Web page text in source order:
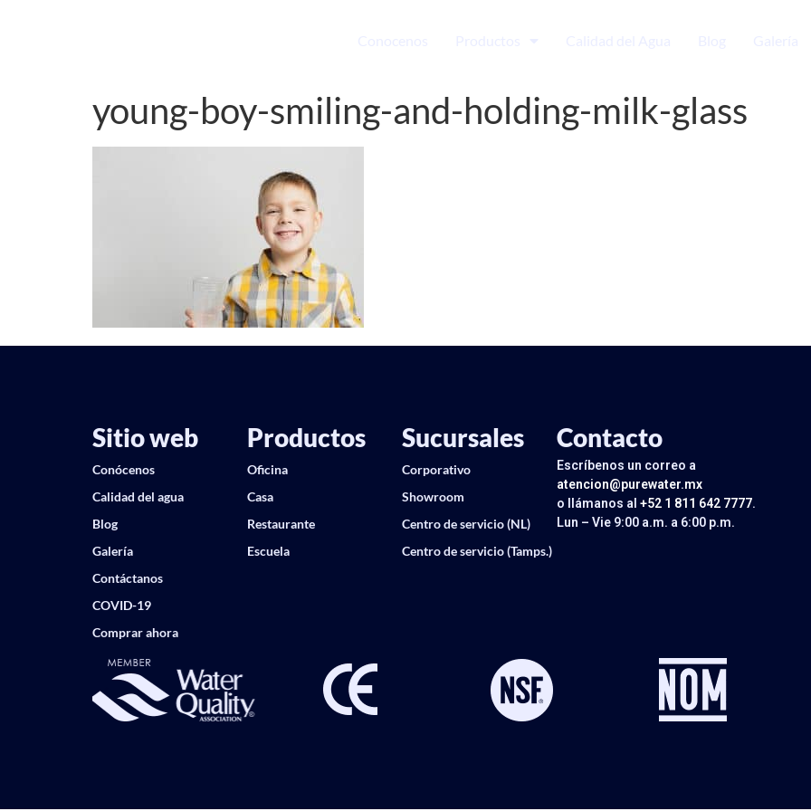
young-boy-smiling-and-holding-milk-glass
Sitio web
Conócenos
Calidad del agua
Blog
Galería
Contáctanos
COVID-19
Comprar ahora
Productos
Oficina
Casa
Restaurante
Escuela
Sucursales
Corporativo
Showroom
Centro de servicio (NL)
Centro de servicio (Tamps.)
Contacto
Escríbenos un correo a
atencion@purewater.mx
o llámanos al +52 1 811 642 7777.
Lun – Vie 9:00 a.m. a 6:00 p.m.